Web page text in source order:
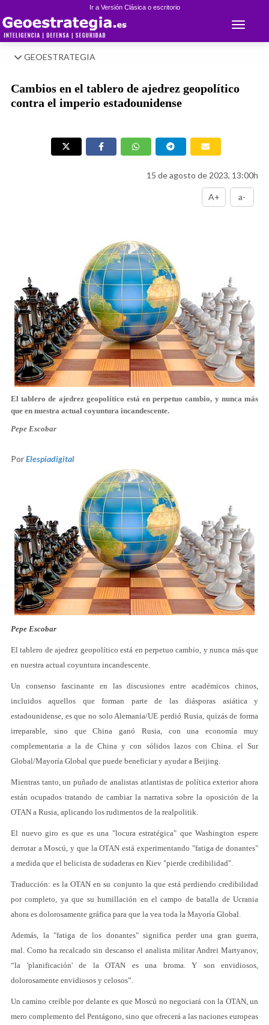
Ir a Versión Clásica o escritorio
Toggle
GEOESTRATEGIA
Cambios en el tablero de ajedrez geopolítico
contra el imperio estadounidense
15 de agosto de 2023, 13:00h
A+ a-
El tablero de ajedrez geopolítico está en perpetuo cambio, y nunca más
que en nuestra actual coyuntura incandescente.
Pepe Escobar
PorElespiadigital
Pepe Escobar
El tablero de ajedrez geopolítico está en perpetuo cambio, y nunca más que
en nuestra actual coyuntura incandescente.
Un consenso fascinante en las discusiones entre académicos chinos,
incluidos aquellos que forman parte de las diásporas asiática y
estadounidense, es que no solo Alemania/UE perdió Rusia, quizás de forma
irreparable, sino que China ganó Rusia, con una economía muy
complementaria a la de China y con sólidos lazos con China. el Sur
Global/Mayoría Global que puede beneficiar y ayudar a Beijing.
Mientras tanto, un puñado de analistas atlantistas de política exterior ahora
están ocupados tratando de cambiar la narrativa sobre la oposición de la
OTAN a Rusia, aplicando los rudimentos de la realpolitik.
El nuevo giro es que es una "locura estratégica" que Washington espere
derrotar a Moscú, y que la OTAN está experimentando "fatiga de donantes"
a medida que el belicista de sudaderas en Kiev "pierde credibilidad".
Traducción: es la OTAN en su conjunto la que está perdiendo credibilidad
por completo, ya que su humillación en el campo de batalla de Ucrania
ahora es dolorosamente gráfica para que la vea toda la Mayoría Global.
Además, la "fatiga de los donantes" significa perder una gran guerra,
mal. Como ha recalcado sin descanso el analista militar Andrei Martyanov,
“la 'planificación' de la OTAN es una broma. Y son envidiosos,
dolorosamente envidiosos y celosos”.
Un camino creíble por delante es que Moscú no negociará con la OTAN, un
mero complemento del Pentágono, sino que ofrecerá a las naciones europeas